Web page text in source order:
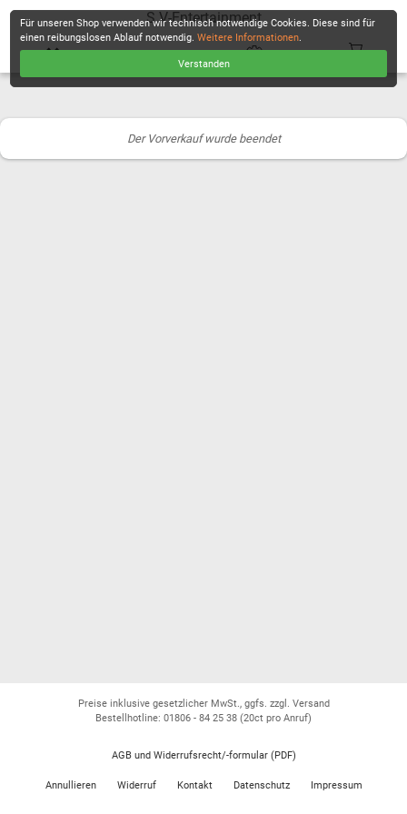
S.V-Entertainment
Der Vorverkauf wurde beendet
Für unseren Shop verwenden wir technisch notwendige Cookies. Diese sind für
einen reibungslosen Ablauf notwendig.Weitere Informationen.
Verstanden
Preise inklusive gesetzlicher MwSt., ggfs. zzgl. Versand
Bestellhotline: 01806 - 84 25 38 (20ct pro Anruf)
AGB und Widerrufsrecht/-formular (PDF)
Annullieren Widerruf Kontakt Datenschutz Impressum